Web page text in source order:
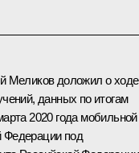
Меликов доложил о ходе
данных по итогам
2020 года мобильной
Федерации под